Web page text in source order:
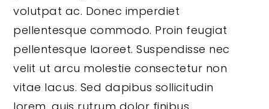
volutpat ac. Donec imperdiet
pellentesque commodo. Proin feugiat
pellentesque laoreet. Suspendisse nec
velit ut arcu molestie consectetur non
vitae lacus. Sed dapibus sollicitudin